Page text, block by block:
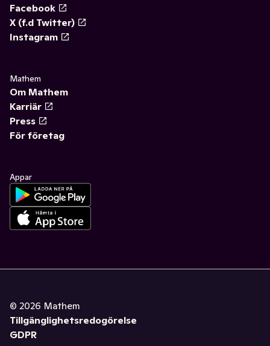
Facebook
X (f.d Twitter)
Instagram
Mathem
Om Mathem
Karriär
Press
För företag
Appar
© 2026 Mathem
Tillgänglighetsredogörelse
GDPR